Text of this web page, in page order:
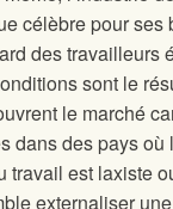
célèbre pour ses
des travailleurs
sont le
le marché
dans des pays
travail est laxiste
externaliser